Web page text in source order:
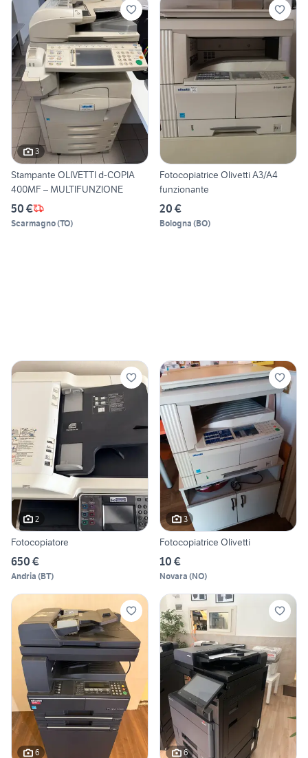
3
Stampante OLIVETTI d-COPIA
400MF – MULTIFUNZIONE
50 €
Scarmagno(TO)
Fotocopiatrice Olivetti A3/A4
funzionante
20 €
Bologna (BO)
2
Fotocopiatore
650 €
Andria (BT)
3
Fotocopiatrice Olivetti
10 €
Novara (NO)
6 6